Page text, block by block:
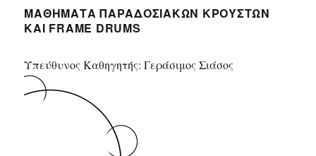
ΜΑΘΉΜΑΤΑ ΠΑΡΑΔΟΣΙΑΚΩΝ ΚΡΟΥΣΤΏΝ
ΚΑΙ FRAME DRUMS
Υπεύθυνος Καθηγητής: Γεράσιμος Σιάσος